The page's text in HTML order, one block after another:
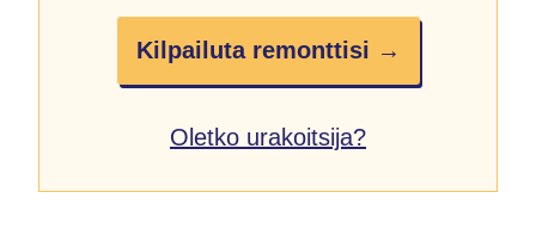
Kilpailuta remonttisi →
Oletko urakoitsija?